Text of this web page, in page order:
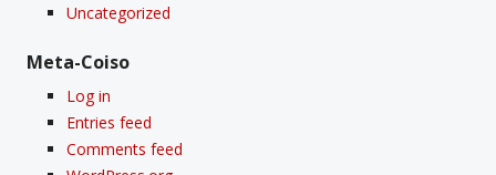
Uncategorized
Meta-Coiso
Log in
Entries feed
Comments feed